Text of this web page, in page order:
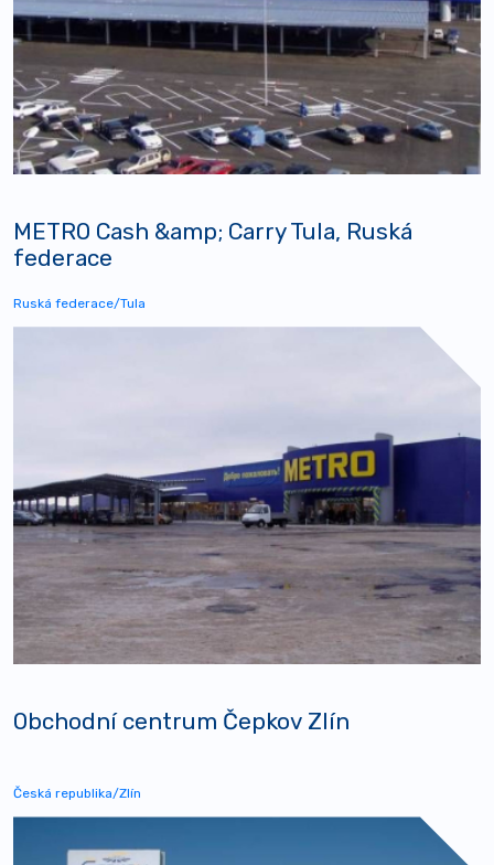
METRO Cash &amp; Carry Tula, Ruská
federace
Ruská federace/Tula
Obchodní centrum Čepkov Zlín
Česká republika/Zlín